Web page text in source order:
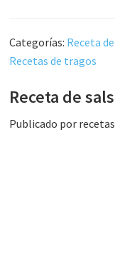
Categorías: Receta
Recetas de tragos
Receta de
Publicado por